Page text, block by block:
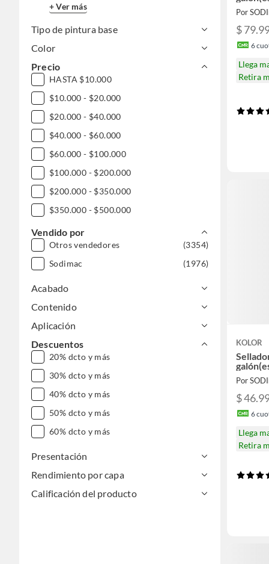
+ Ver más
Tipo de pintura base
Color
Precio
HASTA $10.000
$10.000 - $20.000
$20.000 - $40.000
$40.000 - $60.000
$60.000 - $100.000
$100.000 - $200.000
$200.000 - $350.000
$350.000 - $500.000
$500.000 - $1.000.000
DESDE $1.000.000
Vendido por
Otros vendedores
(3354)
Sodimac
(1976)
Acabado
Contenido
Aplicación
Descuentos
20% dcto y más
30% dcto y más
40% dcto y más
50% dcto y más
60% dcto y más
Presentación
Rendimiento por capa
Calificación del producto
Por
$
6
Llega
Retira
KOLOR
Por
$
6
Llega
Retira